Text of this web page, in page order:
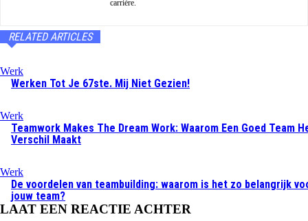
carrière.
RELATED ARTICLES
Werk
Werken Tot Je 67ste. Mij Niet Gezien!
Werk
Teamwork Makes The Dream Work: Waarom Een Goed Team
Verschil Maakt
Werk
De voordelen van teambuilding: waarom is het zo belangrijk
jouw team?
LAAT EEN REACTIE ACHTER